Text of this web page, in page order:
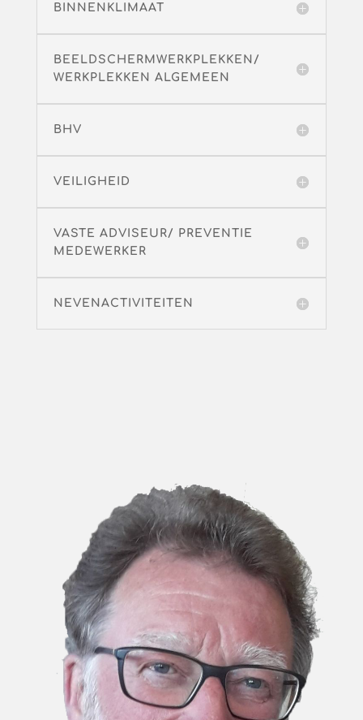
BINNENKLIMAAT
BEELDSCHERMWERKPLEKKEN/
WERKPLEKKEN ALGEMEEN
BHV
VEILIGHEID
VASTE ADVISEUR/ PREVENTIE
MEDEWERKER
NEVENACTIVITEITEN